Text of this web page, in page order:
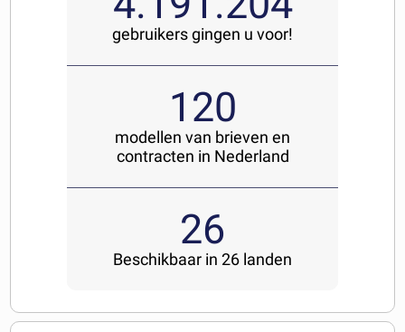
gebruikers gingen u voor!
120
modellen van brieven en
contracten in Nederland
26
Beschikbaar in 26 landen